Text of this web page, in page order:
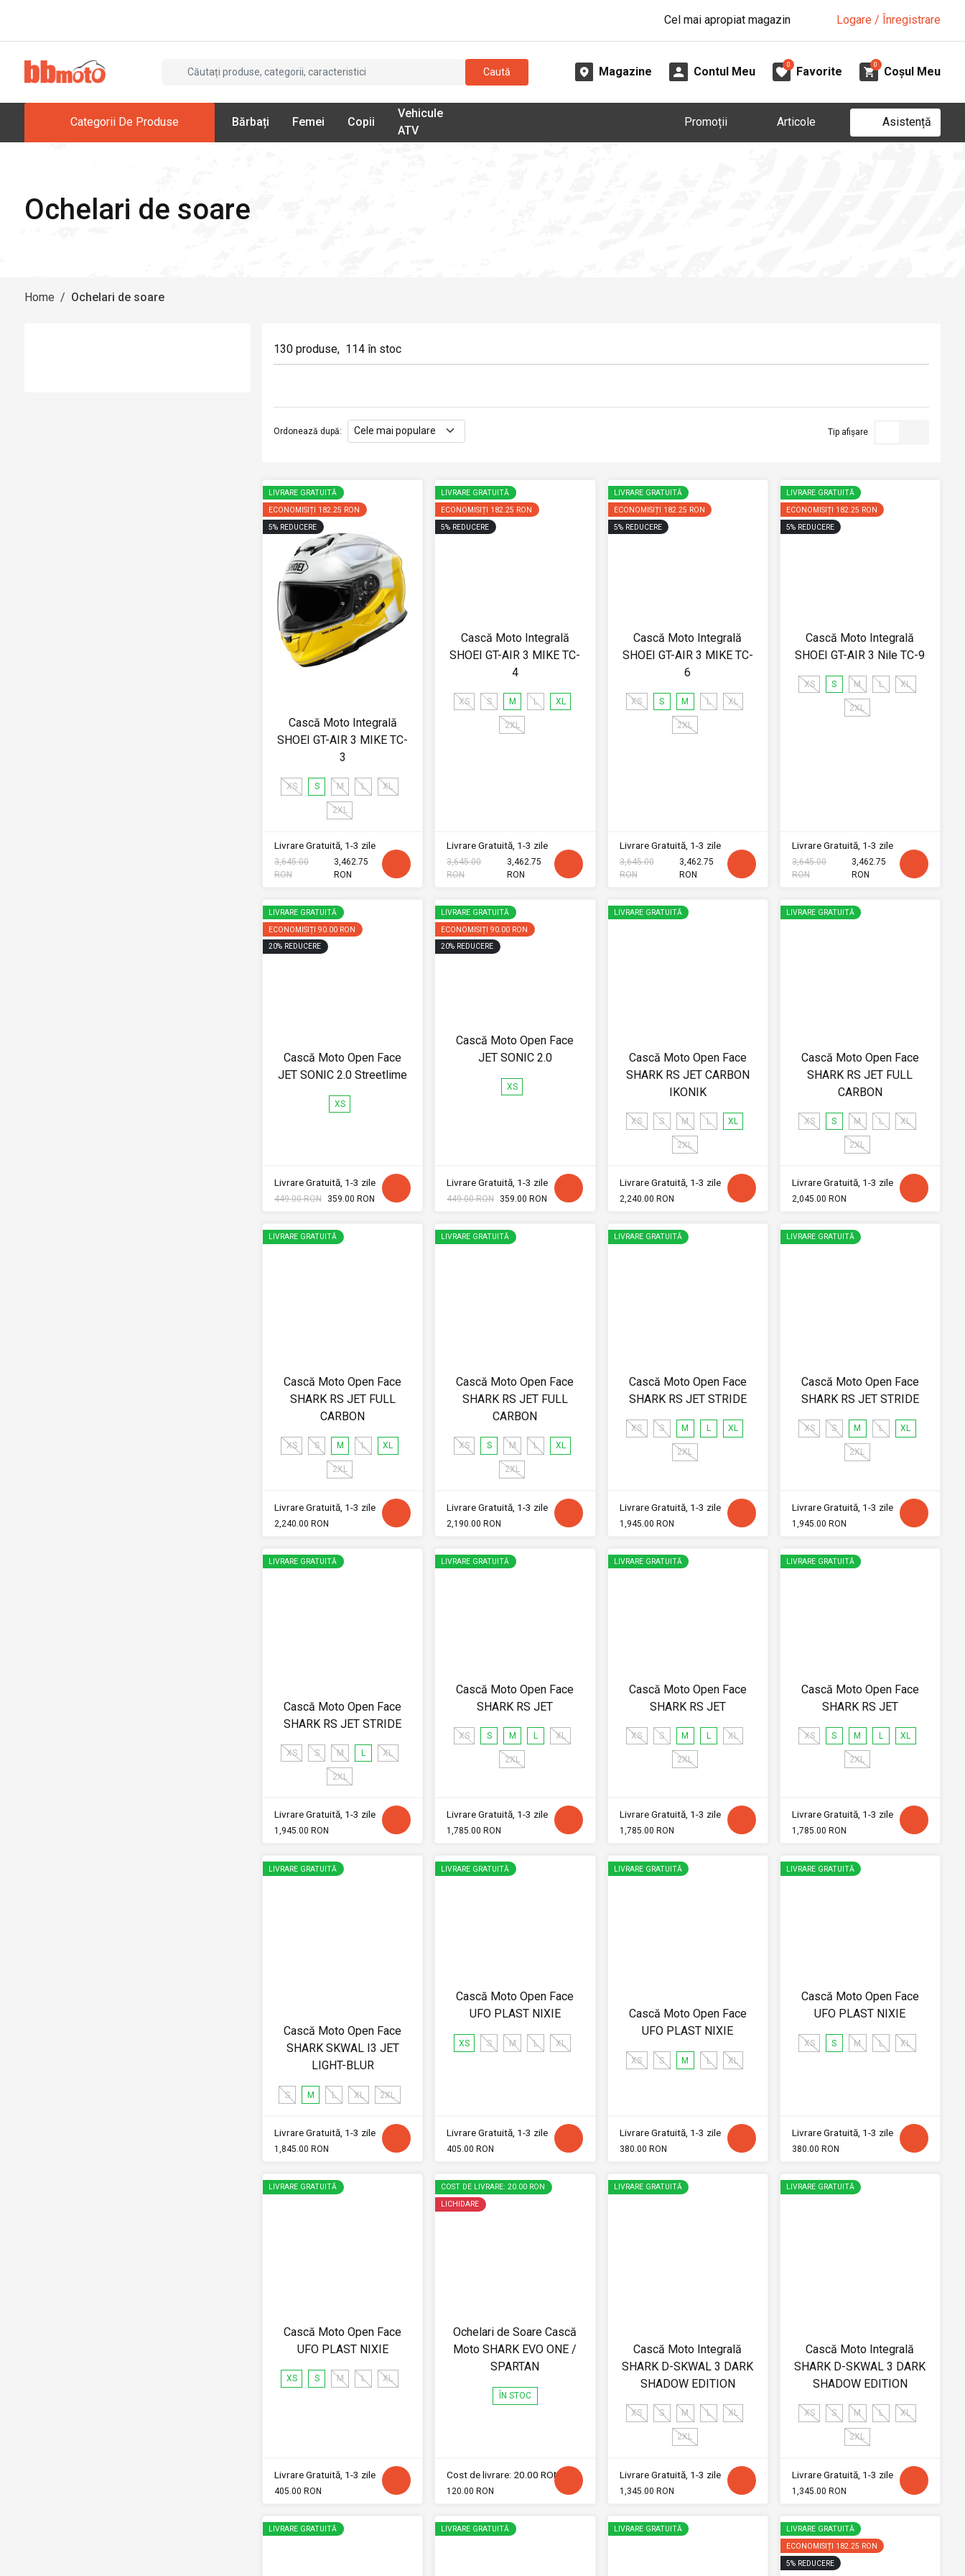
Cel mai apropiat magazin Logare / Înregistrare
Caută Magazine Contul Meu
0
Favorite
0
Coșul Meu
Categorii De Produse Bărbați Femei Copii
Vehicule
ATV
Promoții Articole Asistență
Ochelari de soare
Home / Ochelari de soare
130 produse, 114 în stoc
Ordonează după: Tip afișare
LIVRARE GRATUITĂ
ECONOMISIȚI 182.25 RON
5% REDUCERE
Cască Moto Integrală
SHOEI GT-AIR 3 MIKE TC-
3
XS S M L XL
2XL
Livrare Gratuită, 1-3 zile
3,645.00
RON
3,462.75
RON
LIVRARE GRATUITĂ
ECONOMISIȚI 182.25 RON
5% REDUCERE
Cască Moto Integrală
SHOEI GT-AIR 3 MIKE TC-
4
XS S M L XL
2XL
Livrare Gratuită, 1-3 zile
3,645.00
RON
3,462.75
RON
LIVRARE GRATUITĂ
ECONOMISIȚI 182.25 RON
5% REDUCERE
Cască Moto Integrală
SHOEI GT-AIR 3 MIKE TC-
6
XS S M L XL
2XL
Livrare Gratuită, 1-3 zile
3,645.00
RON
3,462.75
RON
LIVRARE GRATUITĂ
ECONOMISIȚI 182.25 RON
5% REDUCERE
Cască Moto Integrală
SHOEI GT-AIR 3 Nile TC-9
XS S M L XL
2XL
Livrare Gratuită, 1-3 zile
3,645.00
RON
3,462.75
RON
LIVRARE GRATUITĂ
ECONOMISIȚI 90.00 RON
20% REDUCERE
Cască Moto Open Face
JET SONIC 2.0 Streetlime
XS
Livrare Gratuită, 1-3 zile
449.00 RON 359.00 RON
LIVRARE GRATUITĂ
ECONOMISIȚI 90.00 RON
20% REDUCERE
Cască Moto Open Face
JET SONIC 2.0
XS
Livrare Gratuită, 1-3 zile
449.00 RON 359.00 RON
LIVRARE GRATUITĂ
Cască Moto Open Face
SHARK RS JET CARBON
IKONIK
XS S M L XL
2XL
Livrare Gratuită, 1-3 zile
2,240.00 RON
LIVRARE GRATUITĂ
Cască Moto Open Face
SHARK RS JET FULL
CARBON
XS S M L XL
2XL
Livrare Gratuită, 1-3 zile
2,045.00 RON
LIVRARE GRATUITĂ
Cască Moto Open Face
SHARK RS JET FULL
CARBON
XS S M L XL
2XL
Livrare Gratuită, 1-3 zile
2,240.00 RON
LIVRARE GRATUITĂ
Cască Moto Open Face
SHARK RS JET FULL
CARBON
XS S M L XL
2XL
Livrare Gratuită, 1-3 zile
2,190.00 RON
LIVRARE GRATUITĂ
Cască Moto Open Face
SHARK RS JET STRIDE
XS S M L XL
2XL
Livrare Gratuită, 1-3 zile
1,945.00 RON
LIVRARE GRATUITĂ
Cască Moto Open Face
SHARK RS JET STRIDE
XS S M L XL
2XL
Livrare Gratuită, 1-3 zile
1,945.00 RON
LIVRARE GRATUITĂ
Cască Moto Open Face
SHARK RS JET STRIDE
XS S M L XL
2XL
Livrare Gratuită, 1-3 zile
1,945.00 RON
LIVRARE GRATUITĂ
Cască Moto Open Face
SHARK RS JET
XS S M L XL
2XL
Livrare Gratuită, 1-3 zile
1,785.00 RON
LIVRARE GRATUITĂ
Cască Moto Open Face
SHARK RS JET
XS S M L XL
2XL
Livrare Gratuită, 1-3 zile
1,785.00 RON
LIVRARE GRATUITĂ
Cască Moto Open Face
SHARK RS JET
XS S M L XL
2XL
Livrare Gratuită, 1-3 zile
1,785.00 RON
LIVRARE GRATUITĂ
Cască Moto Open Face
SHARK SKWAL I3 JET
LIGHT-BLUR
S M L XL 2XL
Livrare Gratuită, 1-3 zile
1,845.00 RON
LIVRARE GRATUITĂ
Cască Moto Open Face
UFO PLAST NIXIE
XS S M L XL
Livrare Gratuită, 1-3 zile
405.00 RON
LIVRARE GRATUITĂ
Cască Moto Open Face
UFO PLAST NIXIE
XS S M L XL
Livrare Gratuită, 1-3 zile
380.00 RON
LIVRARE GRATUITĂ
Cască Moto Open Face
UFO PLAST NIXIE
XS S M L XL
Livrare Gratuită, 1-3 zile
380.00 RON
LIVRARE GRATUITĂ
Cască Moto Open Face
UFO PLAST NIXIE
XS S M L XL
Livrare Gratuită, 1-3 zile
405.00 RON
COST DE LIVRARE: 20.00 RON
LICHIDARE
Ochelari de Soare Cască
Moto SHARK EVO ONE /
SPARTAN
ÎN STOC
Cost de livrare: 20.00 RON
120.00 RON
LIVRARE GRATUITĂ
Cască Moto Integrală
SHARK D-SKWAL 3 DARK
SHADOW EDITION
XS S M L XL
2XL
Livrare Gratuită, 1-3 zile
1,345.00 RON
LIVRARE GRATUITĂ
Cască Moto Integrală
SHARK D-SKWAL 3 DARK
SHADOW EDITION
XS S M L XL
2XL
Livrare Gratuită, 1-3 zile
1,345.00 RON
LIVRARE GRATUITĂ LIVRARE GRATUITĂ LIVRARE GRATUITĂ
LIVRARE GRATUITĂ
ECONOMISIȚI 182.25 RON
5% REDUCERE